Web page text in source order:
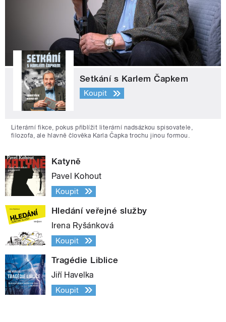
Setkání s Karlem Čapkem
Koupit
Literární fikce, pokus přiblížit literární nadsázkou spisovatele,
filozofa, ale hlavně člověka Karla Čapka trochu jinou formou.
Katyně
Pavel Kohout
Koupit
Hledání veřejné služby
Irena Ryšánková
Koupit
Tragédie Liblice
Jiří Havelka
Koupit